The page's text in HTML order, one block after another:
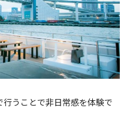
うことで非日常感を体験で